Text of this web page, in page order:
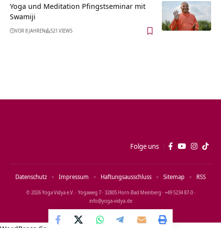
Yoga und Meditation Pfingstseminar mit
Swamiji
VOR 8 JAHREN 521 VIEWS
Folge uns
© 2026 Yoga Vidya e.V. · Yogaweg 7 · 32805 Horn‑Bad Meinberg · +49 5234 87‑0 ·
info@yoga‑vidya.de
Datenschutz Impressum Haftungsausschluss Sitemap RSS